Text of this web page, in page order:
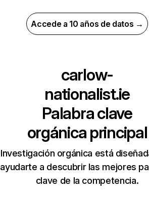
Accede a 10 años de datos →
carlow-
nationalist.ie
Palabra clave
orgánica principal
Investigación orgánica está
ayudarte a descubrir las mejores
clave de la competencia.